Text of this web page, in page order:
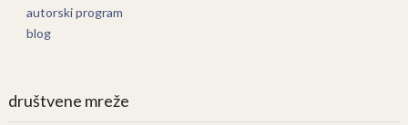
autorski program
blog
društvene mreže